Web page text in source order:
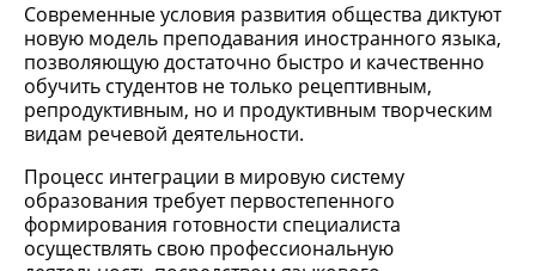
Современные условия развития общества диктуют
новую модель преподавания иностранного языка,
позволяющую достаточно быстро и качественно
обучить студентов не только рецептивным,
репродуктивным, но и продуктивным творческим
видам речевой деятельности.
Процесс интеграции в мировую систему
образования требует первостепенного
формирования готовности специалиста
осуществлять свою профессиональную